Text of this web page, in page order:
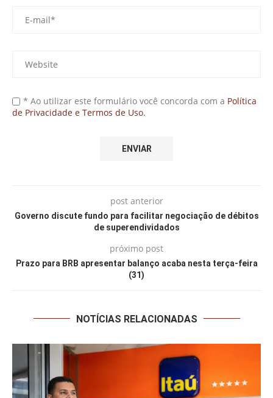
* Ao utilizar este formulário você concorda com a Política
de Privacidade e Termos de Uso.
post anterior
Governo discute fundo para facilitar negociação de débitos
de superendividados
próximo post
Prazo para BRB apresentar balanço acaba nesta terça-feira
(31)
NOTÍCIAS RELACIONADAS